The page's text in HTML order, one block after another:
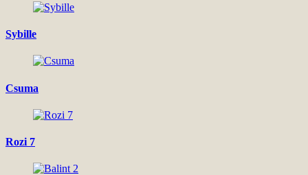
Sybille
Csuma
Rozi 7